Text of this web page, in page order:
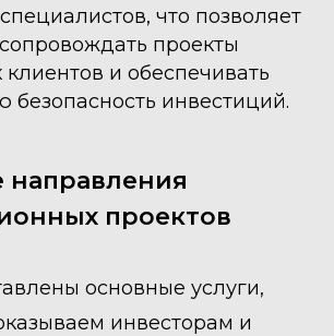
что позволяет
проекты
и обеспечивать
безопасность инвестиций.
проектов
основные услуги,
инвесторам и
покупки
в Турции
в Турции и
Подробнее